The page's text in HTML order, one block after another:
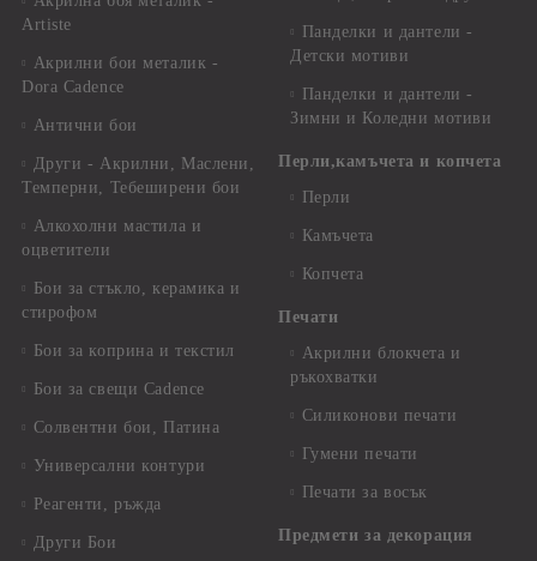
Artiste
Акрилни бои металик -
Dora Cadence
Антични бои
Други - Акрилни, Маслени,
Темперни, Тебеширени бои
Алкохолни мастила и
оцветители
Бои за стъкло, керамика и
стирофом
Бои за коприна и текстил
Бои за свещи Cadence
Солвентни бои, Патина
Универсални контури
Реагенти, ръжда
Други Бои
Панделки и дантели -
Детски мотиви
Панделки и дантели -
Зимни и Коледни мотиви
Перли,камъчета и копчета
Перли
Камъчета
Копчета
Печати
Акрилни блокчета и
ръкохватки
Силиконови печати
Гумени печати
Печати за восък
Предмети за декорация